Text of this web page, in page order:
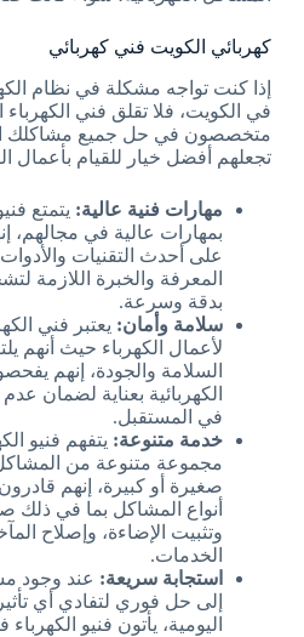
كهربائي الكويت فني كهربائي
إذا كنت تواجه مشكلة في نظام
في الكويت، فلا تقلق فني
متخصصون في حل جميع مشاكلك
تجعلهم أفضل خيار للقيام بأعمال
مهارات فنية عالية: يتمتع
بمهارات عالية في مجالهم،
على أحدث التقنيات والأدوات
المعرفة والخبرة اللازمة
بدقة وسرعة.
سلامة وأمان: يعتبر فني
لأعمال الكهرباء حيث أنهم
السلامة والجودة، إنهم
الكهربائية بعناية لضمان
في المستقبل.
خدمة متنوعة: يتفهم فنيو
مجموعة متنوعة من المشاكل
صغيرة أو كبيرة، إنهم
أنواع المشاكل بما في ذلك
وتثبيت الإضاءة، وإصلاح
الخدمات.
استجابة سريعة: عند وجود
إلى حل فوري لتفادي أي
اليومية، يأتون فنيو